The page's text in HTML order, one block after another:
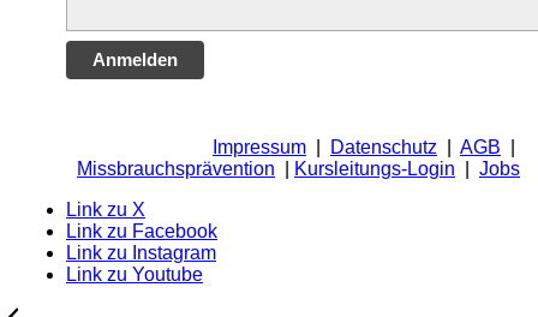
Anmelden
Impressum Datenschutz AGB
Missbrauchsprävention
Kursleitungs-Login
Jobs
Link zu X
Link zu Facebook
Link zu Instagram
Link zu Youtube